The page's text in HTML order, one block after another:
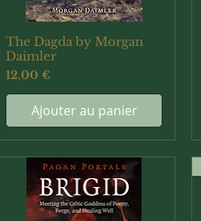
Aperçu rapide
The Dagda by Morgan
Daimler
Prix
12,00 €
Ajouter au panier